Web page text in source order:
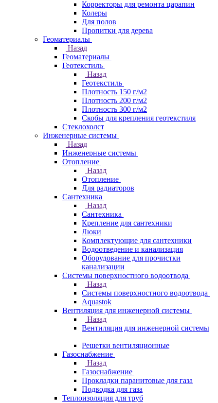
Корректоры для ремонта царапин
Колеры
Для полов
Пропитки для дерева
Геоматериалы
Назад
Геоматериалы
Геотекстиль
Назад
Геотекстиль
Плотность 150 г/м2
Плотность 200 г/м2
Плотность 300 г/м2
Скобы для крепления геотекстиля
Стеклохолст
Инженерные системы
Назад
Инженерные системы
Отопление
Назад
Отопление
Для радиаторов
Сантехника
Назад
Сантехника
Крепление для сантехники
Люки
Комплектующие для сантехники
Водоотведение и канализация
Оборудование для прочистки
канализации
Системы поверхностного водоотвода
Назад
Системы поверхностного водоотвода
Aquastok
Вентиляция для инженерной системы
Назад
Вентиляция для инженерной системы
Решетки вентиляционные
Газоснабжение
Назад
Газоснабжение
Прокладки паранитовые для газа
Подводка для газа
Теплоизоляция для труб